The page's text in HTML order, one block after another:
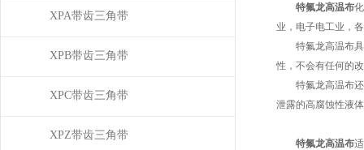
XPA带齿三角带
XPB带齿三角带
XPC带齿三角带
XPZ带齿三角带
特氟龙高温布
业，电子电工业，
特氟龙高温布具
性，不会有任何的
特氟龙高温布还
泄露的高腐蚀性液
特氟龙高温布